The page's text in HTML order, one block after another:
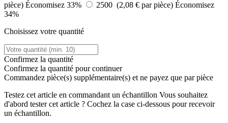
pièce) Économisez 33% 2500 (2,08 € par pièce) Économisez
34%
Choisissez votre quantité
Confirmez la quantité
Confirmez la quantité pour continuer
Commandez pièce(s) supplémentaire(s) et ne payez que par pièce
Testez cet article en commandant un échantillon Vous souhaitez
d'abord tester cet article ? Cochez la case ci-dessous pour recevoir
un échantillon.